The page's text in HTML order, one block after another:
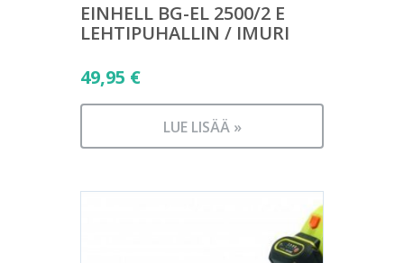
EINHELL BG-EL 2500/2 E
LEHTIPUHALLIN / IMURI
49,95 €
LUE LISÄÄ »